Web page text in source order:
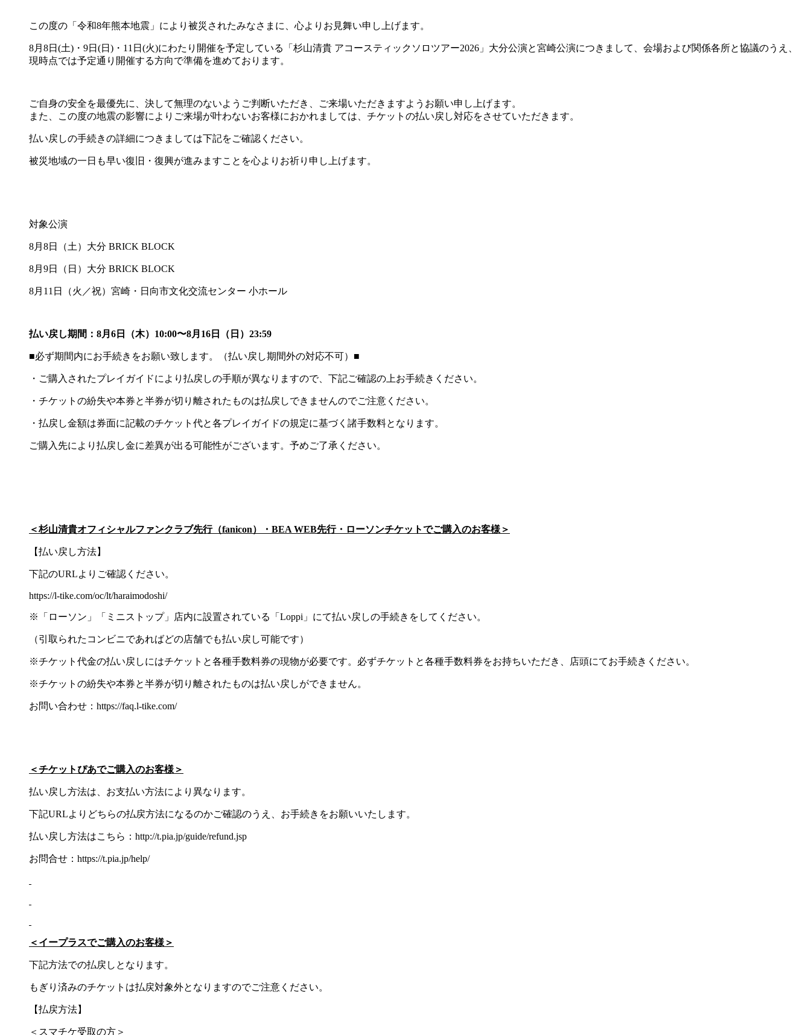
この度の「令和8年熊本地震」により被災されたみなさまに、心よりお見舞い申し上げます。
8月8日(土)・9日(日)・11日(火)にわたり開催を予定している「杉山清貴 アコースティックソロツアー2026」大分公演と宮崎公演につきまして、会場および関係各所と協議のうえ、
現時点では予定通り開催する方向で準備を進めております。
ご自身の安全を最優先に、決して無理のないようご判断いただき、ご来場いただきますようお願い申し上げます。
また、この度の地震の影響によりご来場が叶わないお客様におかれましては、チケットの払い戻し対応をさせていただきます。
払い戻しの手続きの詳細につきましては下記をご確認ください。
被災地域の一日も早い復旧・復興が進みますことを心よりお祈り申し上げます。
対象公演
8月8日（土）大分 BRICK BLOCK
8月9日（日）大分 BRICK BLOCK
8月11日（火／祝）宮崎・日向市文化交流センター 小ホール
払い戻し期間：8月6日（木）10:00〜8月16日（日）23:59
■必ず期間内にお手続きをお願い致します。（払い戻し期間外の対応不可）■
・ご購入されたプレイガイドにより払戻しの手順が異なりますので、下記ご確認の上お手続きください。
・チケットの紛失や本券と半券が切り離されたものは払戻しできませんのでご注意ください。
・払戻し金額は券面に記載のチケット代と各プレイガイドの規定に基づく諸手数料となります。
ご購入先により払戻し金に差異が出る可能性がございます。予めご了承ください。
＜杉山清貴オフィシャルファンクラブ先行（fanicon）・BEA WEB先行・ローソンチケットでご購入のお客様＞
【払い戻し方法】
下記のURLよりご確認ください。
https://l-tike.com/oc/lt/haraimodoshi/
※「ローソン」「ミニストップ」店内に設置されている「Loppi」にて払い戻しの手続きをしてください。
（引取られたコンビニであればどの店舗でも払い戻し可能です）
※チケット代金の払い戻しにはチケットと各種手数料券の現物が必要です。必ずチケットと各種手数料券をお持ちいただき、店頭にてお手続きください。
※チケットの紛失や本券と半券が切り離されたものは払い戻しができません。
お問い合わせ：https://faq.l-tike.com/
＜チケットぴあでご購入のお客様＞
払い戻し方法は、お支払い方法により異なります。
下記URLよりどちらの払戻方法になるのかご確認のうえ、お手続きをお願いいたします。
払い戻し方法はこちら：http://t.pia.jp/guide/refund.jsp
お問合せ：https://t.pia.jp/help/
＜イープラスでご購入のお客様＞
下記方法での払戻しとなります。
もぎり済みのチケットは払戻対象外となりますのでご注意ください。
【払戻方法】
＜スマチケ受取の方＞